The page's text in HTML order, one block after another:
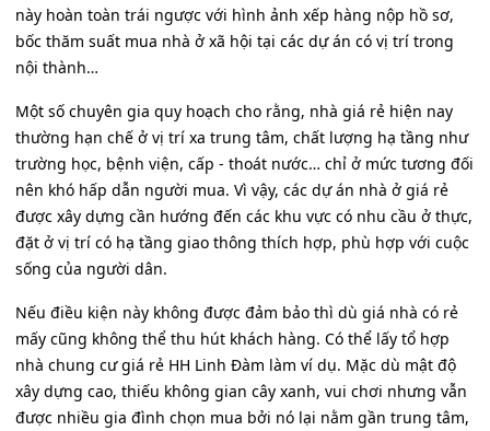
này hoàn toàn trái ngược với hình ảnh xếp hàng nộp hồ sơ,
bốc thăm suất mua nhà ở xã hội tại các dự án có vị trí trong
nội thành…
Một số chuyên gia quy hoạch cho rằng, nhà giá rẻ hiện nay
thường hạn chế ở vị trí xa trung tâm, chất lượng hạ tầng như
trường học, bệnh viện, cấp - thoát nước… chỉ ở mức tương đối
nên khó hấp dẫn người mua. Vì vậy, các dự án nhà ở giá rẻ
được xây dựng cần hướng đến các khu vực có nhu cầu ở thực,
đặt ở vị trí có hạ tầng giao thông thích hợp, phù hợp với cuộc
sống của người dân.
Nếu điều kiện này không được đảm bảo thì dù giá nhà có rẻ
mấy cũng không thể thu hút khách hàng. Có thể lấy tổ hợp
nhà chung cư giá rẻ HH Linh Đàm làm ví dụ. Mặc dù mật độ
xây dựng cao, thiếu không gian cây xanh, vui chơi nhưng vẫn
được nhiều gia đình chọn mua bởi nó lại nằm gần trung tâm,